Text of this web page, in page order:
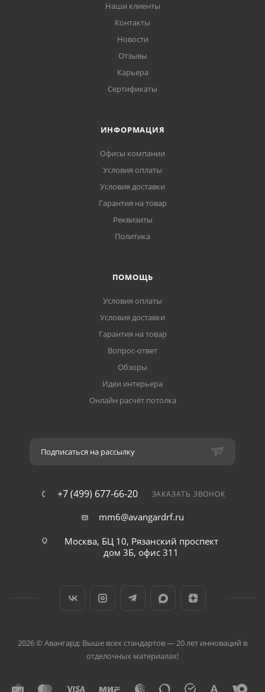
Наши клиенты
Контакты
Новости
Отзывы
Карьера
Сертификаты
ИНФОРМАЦИЯ
Офисы компании
Условия оплаты
Условия доставки
Гарантия на товар
Реквизиты
Политика
ПОМОЩЬ
Условия оплаты
Условия доставки
Гарантия на товар
Вопрос-ответ
Обзоры
Идеи интерьера
Онлайн расчёт потолка
Подписаться на рассылку
+7 (499) 677-66-20 ЗАКАЗАТЬ ЗВОНОК
mm6@avangardrf.ru
Москва, БЦ 10, Рязанский проспект
дом 3Б, офис 311
2026 © Авангард: Выше всех стандартов — 20 лет инноваций в
отделочных материалах!